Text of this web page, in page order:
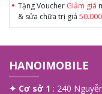
Tặng Voucher Giảm giá
& sửa chữa trị giá
HANOIMOBILE
✦ Cơ sở 1 : 240